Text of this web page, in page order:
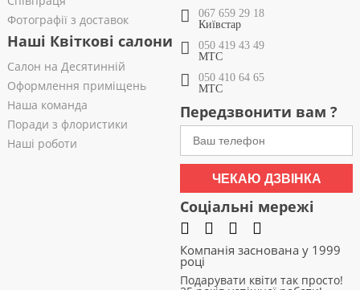
Фотографії з доставок
Наші Квіткові салони
Салон на Десятинній
Оформлення приміщень
Наша команда
Поради з флористики
Наші роботи
067 659 29 18
Київстар
050 419 43 49
МТС
050 410 64 65
МТС
Передзвонити вам ?
ЧЕКАЮ ДЗВІНКА
Соціальні мережі
Компанія заснована у 1999
році
Подарувати квіти так просто!